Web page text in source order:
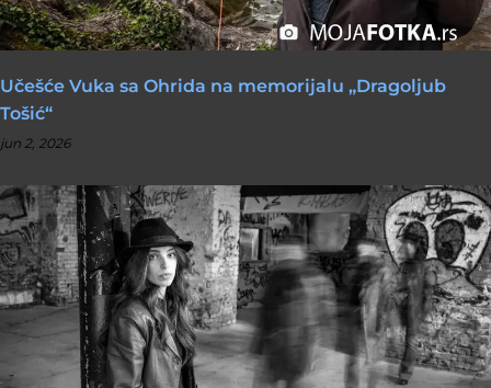
Učešće Vuka sa Ohrida na memorijalu „Dragoljub
Tošić“
jun 2, 2026